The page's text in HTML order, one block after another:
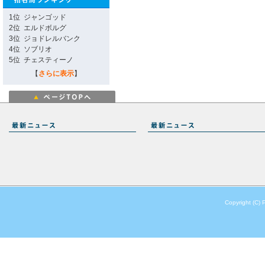
1位 ジャンゴッド
2位 エルドボルグ
3位 ジョドレルバンク
4位 ソブリオ
5位 チェスティーノ
【 さらに表示】
Copyright (C)